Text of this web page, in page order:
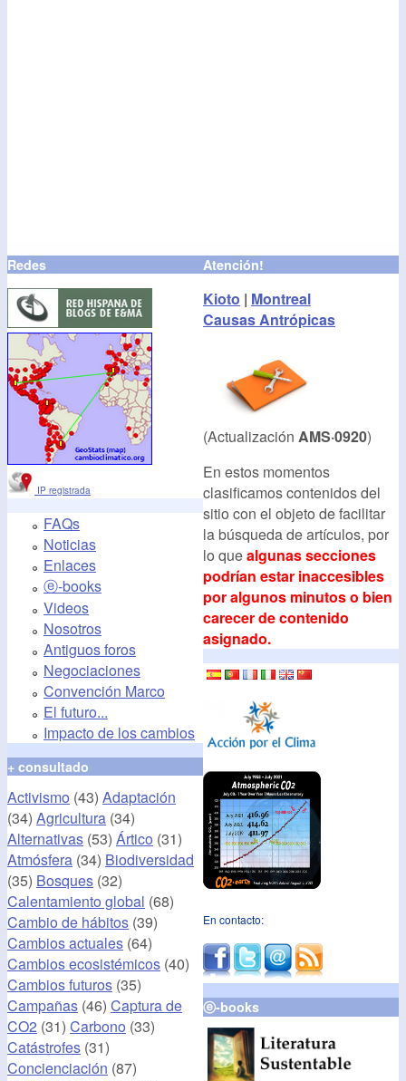
Redes
IP registrada
FAQs
Noticias
Enlaces
ⓔ-books
Videos
Nosotros
Antiguos foros
Negociaciones
Convención Marco
El futuro...
Impacto de los cambios
+ consultado
Activismo (43) Adaptación
(34) Agricultura (34)
Alternativas (53) Ártico (31)
Atmósfera (34) Biodiversidad
(35) Bosques (32)
Calentamiento global (68)
Cambio de hábitos (39)
Cambios actuales (64)
Cambios ecosistémicos (40)
Cambios futuros (35)
Campañas (46) Captura de
CO2 (31) Carbono (33)
Catástrofes (31)
Concienciación (87)
Atención!
Kioto | Montreal
Causas Antrópicas
(Actualización AMS·0920)
En estos momentos
clasificamos contenidos del
sitio con el objeto de facilitar
la búsqueda de artículos, por
lo quealgunas secciones
podrían estar inaccesibles
por algunos minutos o bien
carecer de contenido
asignado.
En contacto:
ⓔ-books